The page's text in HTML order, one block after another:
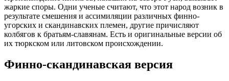
жаркие споры. Одни ученые считают, что этот народ возник в
результате смешения и ассимиляции различных финно-
угорских и скандинавских племен, другие причисляют
колбягов к братьям-славянам. Есть и оригинальные версии об
их тюркском или литовском происхождении.
Финно-скандинавская версия